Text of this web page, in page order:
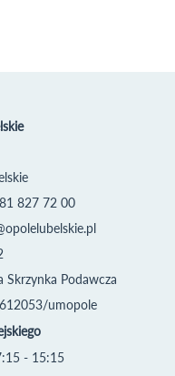
827 72 00
Skrzynka Podawcza
umopole
- 15:15